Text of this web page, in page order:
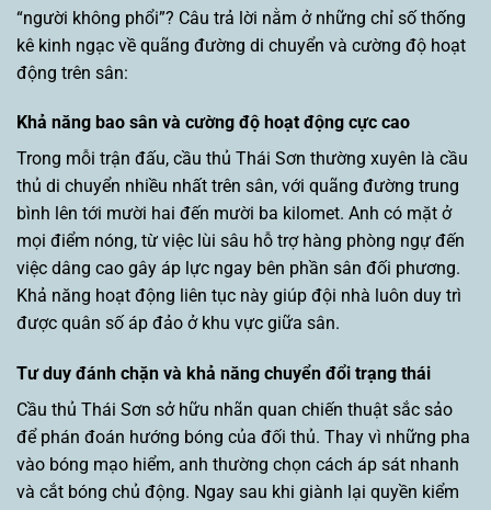
“người không phổi”? Câu trả lời nằm ở những chỉ số thống
kê kinh ngạc về quãng đường di chuyển và cường độ hoạt
động trên sân:
Khả năng bao sân và cường độ hoạt động cực cao
Trong mỗi trận đấu, cầu thủ Thái Sơn thường xuyên là cầu
thủ di chuyển nhiều nhất trên sân, với quãng đường trung
bình lên tới mười hai đến mười ba kilomet. Anh có mặt ở
mọi điểm nóng, từ việc lùi sâu hỗ trợ hàng phòng ngự đến
việc dâng cao gây áp lực ngay bên phần sân đối phương.
Khả năng hoạt động liên tục này giúp đội nhà luôn duy trì
được quân số áp đảo ở khu vực giữa sân.
Tư duy đánh chặn và khả năng chuyển đổi trạng thái
Cầu thủ Thái Sơn sở hữu nhãn quan chiến thuật sắc sảo
để phán đoán hướng bóng của đối thủ. Thay vì những pha
vào bóng mạo hiểm, anh thường chọn cách áp sát nhanh
và cắt bóng chủ động. Ngay sau khi giành lại quyền kiểm